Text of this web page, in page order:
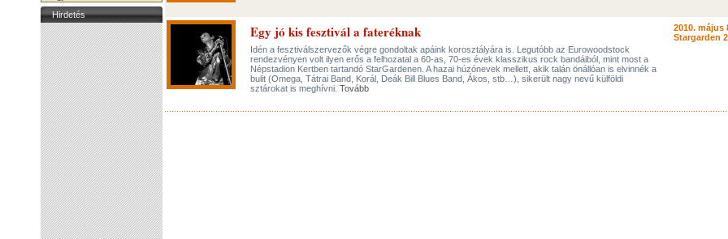
Hirdetés
Egy jó kis fesztivál a fateréknak
Idén a fesztiválszervezők végre gondoltak apáink korosztályára is. Legutóbb az Eurowoodstock
rendezvényen volt ilyen erős a felhozatal a 60-as, 70-es évek klasszikus rock bandáiból, mint most a
Népstadion Kertben tartandó StarGardenen. A hazai húzónevek mellett, akik talán önállóan is elvinnék a
bulit (Omega, Tátrai Band, Korál, Deák Bill Blues Band, Ákos, stb…), sikerült nagy nevű külföldi
sztárokat is meghívni. Tovább
2010. május
Stargarden